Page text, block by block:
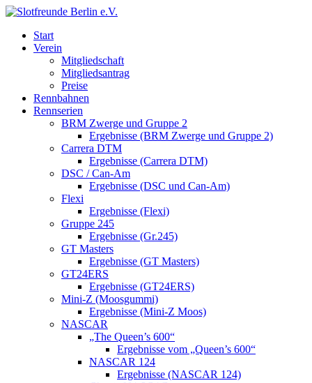
Start
Verein
Mitgliedschaft
Mitgliedsantrag
Preise
Rennbahnen
Rennserien
BRM Zwerge und Gruppe 2
Ergebnisse (BRM Zwerge und Gruppe 2)
Carrera DTM
Ergebnisse (Carrera DTM)
DSC / Can-Am
Ergebnisse (DSC und Can-Am)
Flexi
Ergebnisse (Flexi)
Gruppe 245
Ergebnisse (Gr.245)
GT Masters
Ergebnisse (GT Masters)
GT24ERS
Ergebnisse (GT24ERS)
Mini-Z (Moosgummi)
Ergebnisse (Mini-Z Moos)
NASCAR
„The Queen’s 600“
Ergebnisse vom „Queen’s 600“
NASCAR 124
Ergebnisse (NASCAR 124)